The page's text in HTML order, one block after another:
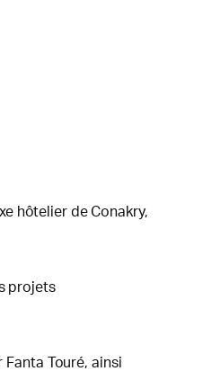
hôtelier de Conakry,
projets
Touré, ainsi